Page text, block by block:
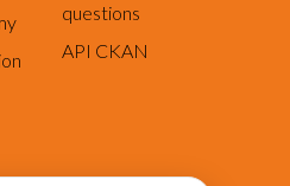
questions
API CKAN